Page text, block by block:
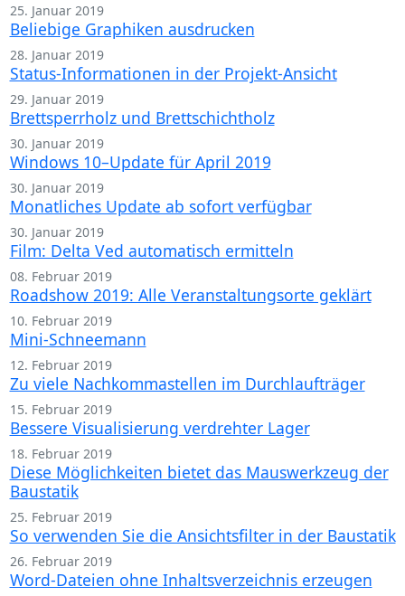
25. Januar 2019
Beliebige Graphiken ausdrucken
28. Januar 2019
Status-Informationen in der Projekt-Ansicht
29. Januar 2019
Brettsperrholz und Brettschichtholz
30. Januar 2019
Windows 10–Update für April 2019
30. Januar 2019
Monatliches Update ab sofort verfügbar
30. Januar 2019
Film: Delta Ved automatisch ermitteln
08. Februar 2019
Roadshow 2019: Alle Veranstaltungsorte geklärt
10. Februar 2019
Mini-Schneemann
12. Februar 2019
Zu viele Nachkommastellen im Durchlaufträger
15. Februar 2019
Bessere Visualisierung verdrehter Lager
18. Februar 2019
Diese Möglichkeiten bietet das Mauswerkzeug der
Baustatik
25. Februar 2019
So verwenden Sie die Ansichtsfilter in der Baustatik
26. Februar 2019
Word-Dateien ohne Inhaltsverzeichnis erzeugen